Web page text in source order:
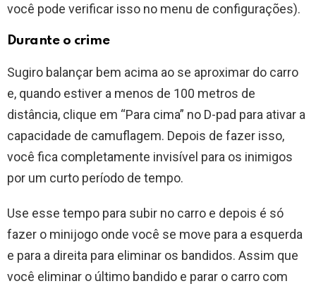
você pode verificar isso no menu de configurações).
Durante o crime
Sugiro balançar bem acima ao se aproximar do carro
e, quando estiver a menos de 100 metros de
distância, clique em “Para cima” no D-pad para ativar a
capacidade de camuflagem. Depois de fazer isso,
você fica completamente invisível para os inimigos
por um curto período de tempo.
Use esse tempo para subir no carro e depois é só
fazer o minijogo onde você se move para a esquerda
e para a direita para eliminar os bandidos. Assim que
você eliminar o último bandido e parar o carro com